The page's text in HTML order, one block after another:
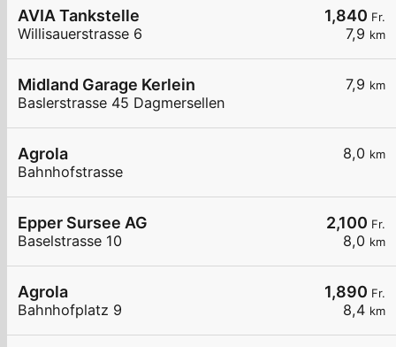
1,840 Fr.
7,9 km
AVIA Tankstelle
Willisauerstrasse 6
7,9 km
Midland Garage Kerlein
Baslerstrasse 45 Dagmersellen
8,0 km
Agrola
Bahnhofstrasse
2,100 Fr.
8,0 km
Epper Sursee AG
Baselstrasse 10
1,890 Fr.
8,4 km
Agrola
Bahnhofplatz 9